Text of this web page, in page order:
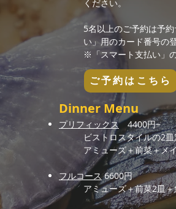
ください。
5名以上のご予約は予
い」用のカード番号の
※「スマート支払い」
Dinner Menu
プリフィックス4400円~
ビストロスタイルの2
アミューズ＋前菜＋メ
フルコース6600円
アミューズ＋前菜2皿
ご予約はこちら